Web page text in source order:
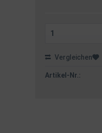
Vergleichen
Artikel-Nr.: